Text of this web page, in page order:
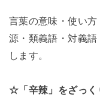
言葉の意味・使い
源・類義語・対義
します。
☆「辛辣」をざっ